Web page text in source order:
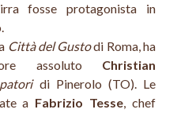
fosse protagonista in
Città del Gustodi Roma, ha
assoluto Christian
di Pinerolo (TO). Le
a Fabrizio Tesse, chef